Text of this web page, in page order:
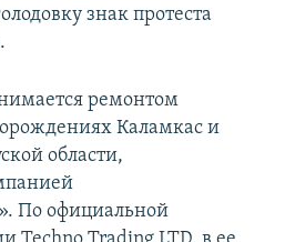
знак протеста
ремонтом
Каламкас и
области,
По официальной